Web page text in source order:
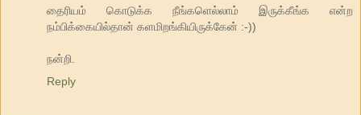
தைரியம் கொடுக்க நீங்களெல்லாம் இருக்கீங்க என்ற
நம்பிக்கையில்தான் களமிறங்கியிருக்கேன் :-))
நன்றி.
Reply